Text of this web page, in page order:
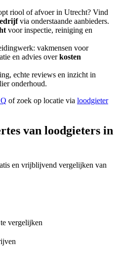
riool of afvoer in Utrecht? Vind
via onderstaande aanbieders.
voor inspectie, reiniging en
vakmensen voor
en advies overkosten
echte reviews en inzicht in
onderhoud.
of zoek op locatie via loodgieter
van loodgieters in
en vrijblijvend vergelijken van
vergelijken